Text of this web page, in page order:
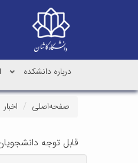
درباره دانشکده
صفحه‌اصلی اخبار
قابل توجه دانشجویان گرامی ورودی